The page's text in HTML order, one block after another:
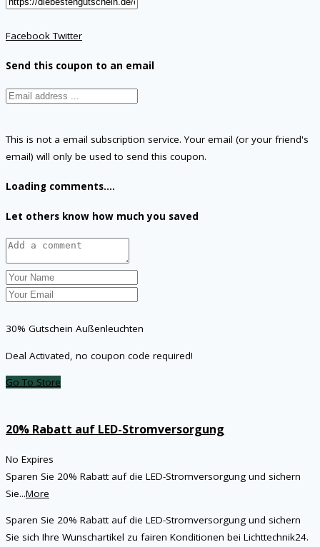
FacebookTwitter
Send this coupon to an email
This is not a email subscription service. Your email (or your friend's
email) will only be used to send this coupon.
Loading comments....
Let others know how much you saved
30% Gutschein Außenleuchten
Deal Activated, no coupon code required!
Go To Store
20% Rabatt auf LED-Stromversorgung
No Expires
Sparen Sie 20% Rabatt auf die LED-Stromversorgung und sichern
Sie...More
Sparen Sie 20% Rabatt auf die LED-Stromversorgung und sichern
Sie sich Ihre Wunschartikel zu fairen Konditionen bei Lichttechnik24.